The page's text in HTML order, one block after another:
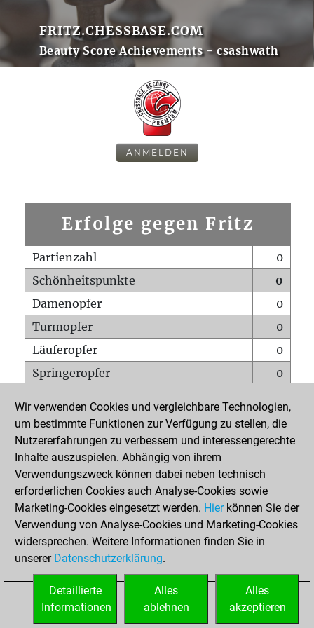
FRITZ.CHESSBASE.COM
Beauty Score Achievements - csashwath
ANMELDEN
Erfolge gegen Fritz
Partienzahl
0
Schönheitspunkte
0
Damenopfer
0
Turmopfer
0
Läuferopfer
0
Springeropfer
0
Matt auf vollem Brett
0
Bauer setzt Matt
0
Erstickte Matts
Unterverwandlungen
Türme auf der siebten
0
STARTSEITE
Wir verwenden Cookies und vergleichbare Technologien,
um bestimmte Funktionen zur Verfügung zu stellen, die
Nutzererfahrungen zu verbessern und interessengerechte
Inhalte auszuspielen. Abhängig von ihrem
Verwendungszweck können dabei neben technisch
erforderlichen Cookies auch Analyse-Cookies sowie
Marketing-Cookies eingesetzt werden. Hierkönnen Sie der
Verwendung von Analyse-Cookies und Marketing-Cookies
widersprechen. Weitere Informationen finden Sie in
unserer Datenschutzerklärung.
Alles
akzeptieren
Alles
ablehnen
Detaillierte
Informationen